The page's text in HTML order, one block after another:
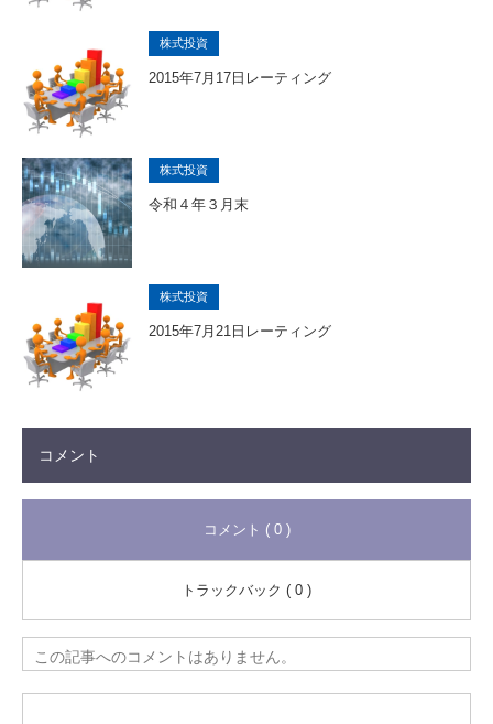
株式投資
2015年7月17日レーティング
株式投資
令和４年３月末
株式投資
2015年7月21日レーティング
コメント
コメント ( 0 )
トラックバック ( 0 )
この記事へのコメントはありません。